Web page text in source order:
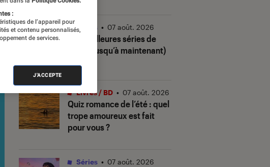
Les meilleures séries de
2026 (jusqu’à maintenant)
Séries • 07 août. 2026
Quiz romance de l’été : quel
trope amoureux est fait
pour vous ?
Livres / BD • 07 août. 2026
Séries • 07 août. 2026
:
de l’appareil pour
et contenu personnalisés,
de services.
J'ACCEPTE